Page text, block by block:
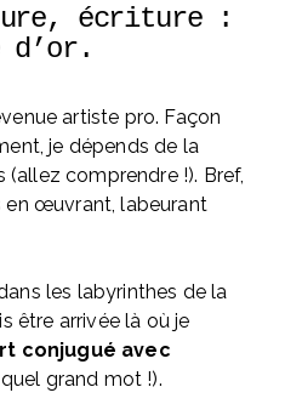
écriture :
d’or.
artiste pro. Façon
je dépends de la
comprendre !). Bref,
en œuvrant, labeurant
les labyrinthes de la
être arrivée là où je
conjugué avec
grand mot !).